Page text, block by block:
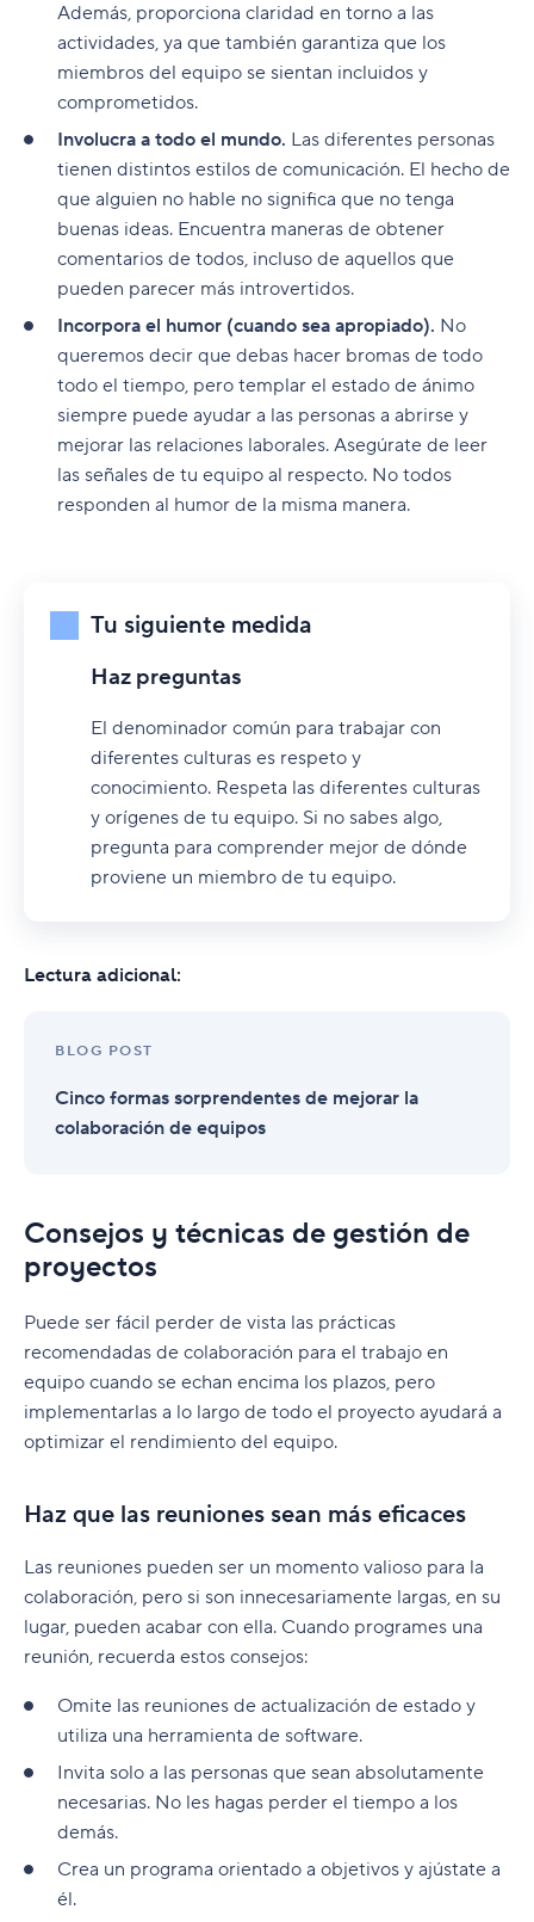
Además, proporciona claridad en torno a las
actividades, ya que también garantiza que los
miembros del equipo se sientan incluidos y
comprometidos.
Involucra a todo el mundo. Las diferentes personas
tienen distintos estilos de comunicación. El hecho de
que alguien no hable no significa que no tenga
buenas ideas. Encuentra maneras de obtener
comentarios de todos, incluso de aquellos que
pueden parecer más introvertidos.
Incorpora el humor (cuando sea apropiado). No
queremos decir que debas hacer bromas de todo
todo el tiempo, pero templar el estado de ánimo
siempre puede ayudar a las personas a abrirse y
mejorar las relaciones laborales. Asegúrate de leer
las señales de tu equipo al respecto. No todos
responden al humor de la misma manera.
Tu siguiente medida
Haz preguntas
El denominador común para trabajar con
diferentes culturas es respeto y
conocimiento. Respeta las diferentes culturas
y orígenes de tu equipo. Si no sabes algo,
pregunta para comprender mejor de dónde
proviene un miembro de tu equipo.
Lectura adicional:
BLOG POST
Cinco formas sorprendentes de mejorar la
colaboración de equipos
Consejos y técnicas de gestión de
proyectos
Puede ser fácil perder de vista las prácticas
recomendadas de colaboración para el trabajo en
equipo cuando se echan encima los plazos, pero
implementarlas a lo largo de todo el proyecto ayudará a
optimizar el rendimiento del equipo.
Haz que las reuniones sean más eficaces
Las reuniones pueden ser un momento valioso para la
colaboración, pero si son innecesariamente largas, en su
lugar, pueden acabar con ella. Cuando programes una
reunión, recuerda estos consejos:
Omite las reuniones de actualización de estado y
utiliza una herramienta de software.
Invita solo a las personas que sean absolutamente
necesarias. No les hagas perder el tiempo a los
demás.
Crea un programa orientado a objetivos y ajústate a
él.